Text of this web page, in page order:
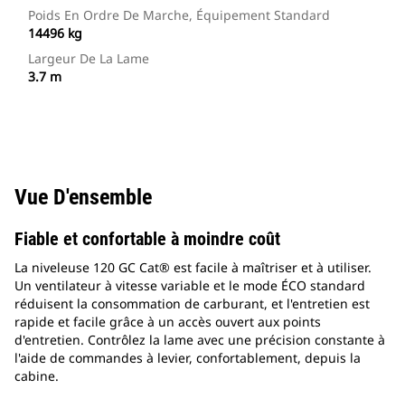
Poids En Ordre De Marche, Équipement Standard
14496 kg
Largeur De La Lame
3.7 m
Vue D'ensemble
Fiable et confortable à moindre coût
La niveleuse 120 GC Cat® est facile à maîtriser et à utiliser.
Un ventilateur à vitesse variable et le mode ÉCO standard
réduisent la consommation de carburant, et l'entretien est
rapide et facile grâce à un accès ouvert aux points
d'entretien. Contrôlez la lame avec une précision constante à
l'aide de commandes à levier, confortablement, depuis la
cabine.